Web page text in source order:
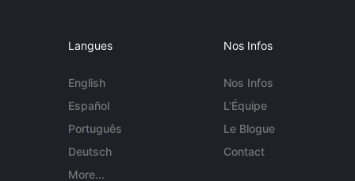
Langues
English
Español
Português
Deutsch
More...
Nos Infos
Nos Infos
L'Équipe
Le Blogue
Contact